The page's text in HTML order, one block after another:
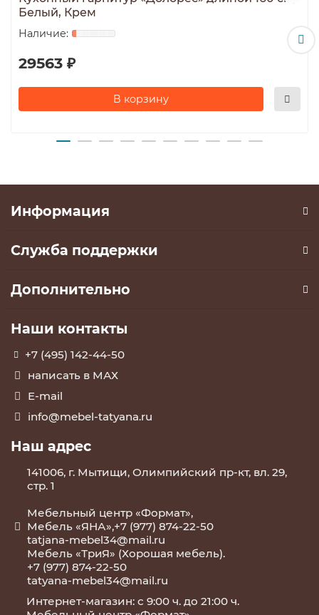
Белый, Крем
29563 ₽
В корзину
Информация
Служба поддержки
Дополнительно
Наши контакты
+7 (495) 142-44-50
написать в МАХ
E-mail
info@mebel-tatyana.ru
Наш адрес
141006, г. Мытищи, Олимпийский пр-кт, вл. 29,
стр. 1
Мебельный центр «Формат»,
Мебель «ЯНА»,+7 (977) 874-22-50
tatjana-mebel34@mail.ru
Мебель «ТриЯ» (Хорошая мебель).
+7 (977) 874-22-50
tatyana-mebel34@mail.ru
Интернет-магазин: с 9:00 ч. до 21:00 ч.